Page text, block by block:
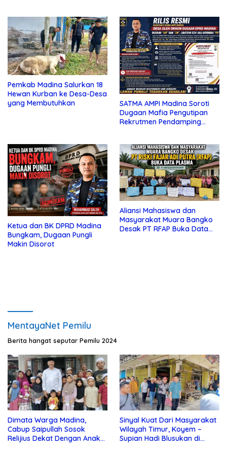
Pemkab Madina Salurkan 18
Hewan Kurban ke Desa-Desa
yang Membutuhkan
SATMA AMPI Madina Soroti
Dugaan Mafia Pengutipan
Rekrutmen Pendamping
Disebut
Ketua dan BK DPRD Madina
Bungkam, Dugaan Pungli
Makin Disorot
Aliansi Mahasiswa dan
Masyarakat Muara Bangko
Desak PT RFAP Buka Data
MentayaNet Pemilu
Berita hangat seputar Pemilu 2024
Dimata Warga Madina,
Cabup Saipullah Sosok
Relijius Dekat Dengan Anak
Sinyal Kuat Dari Masyarakat
Wilayah Timur, Koyem –
Supian Hadi Blusukan di